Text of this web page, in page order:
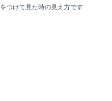
をつけて見た時の見え方です